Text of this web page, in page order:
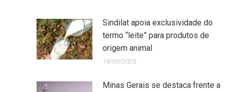
Sindilat apoia exclusividade do
termo “leite” para produtos de
origem animal
18/09/2025
Minas Gerais se destaca frente a